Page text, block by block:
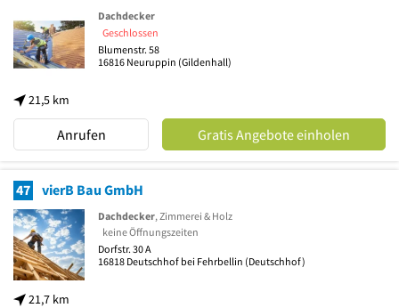
21,5 km
Dachdecker
Geschlossen
Blumenstr. 58
16816 Neuruppin (Gildenhall)
Anrufen Gratis Angebote einholen
47 vierB Bau GmbH
21,7 km
Dachdecker, Zimmerei & Holz
keine Öffnungszeiten
Dorfstr. 30 A
16818 Deutschhof bei Fehrbellin (Deutschhof)